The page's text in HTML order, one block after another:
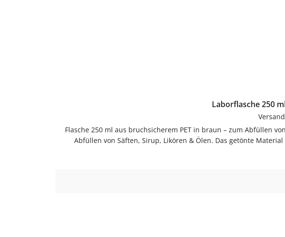
Flasche 250 ml aus bruchsicherem PET in braun – zum Abfüllen
Abfüllen von Säften, Sirup, Likören & Ölen. Das getönte
gemacht.Sicher verschlossenDer Ausgießer sorgt für tropffreies,
ausspülenReinigung von Hand empfohlenGut trocknen